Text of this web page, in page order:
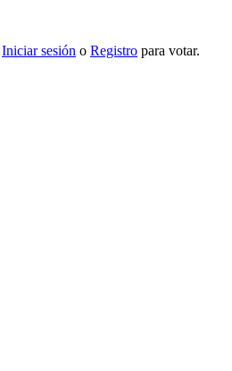
Iniciar sesión o Registro para votar.